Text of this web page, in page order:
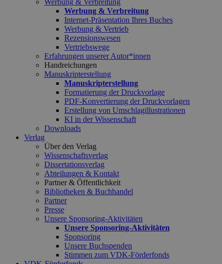
Werbung & Verbreitung
Werbung & Verbreitung
Internet-Präsentation Ihres Buches
Werbung & Vertrieb
Rezensionswesen
Vertriebswege
Erfahrungen unserer Autor*innen
Handreichungen
Manuskripterstellung
Manuskripterstellung
Formatierung der Druckvorlage
PDF-Konvertierung der Druckvorlagen
Erstellung von Umschlagillustrationen
KI in der Wissenschaft
Downloads
Verlag
Über den Verlag
Wissenschaftsverlag
Dissertationsverlag
Abteilungen & Kontakt
Partner & Öffentlichkeit
Bibliotheken & Buchhandel
Partner
Presse
Unsere Sponsoring-Aktivitäten
Unsere Sponsoring-Aktivitäten
Sponsoring
Unsere Buchspenden
Stimmen zum VDK-Förderfonds